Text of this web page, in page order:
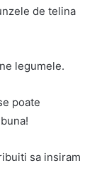
de telina
legumele.
poate
sa insiram